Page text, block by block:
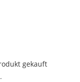
gekauft